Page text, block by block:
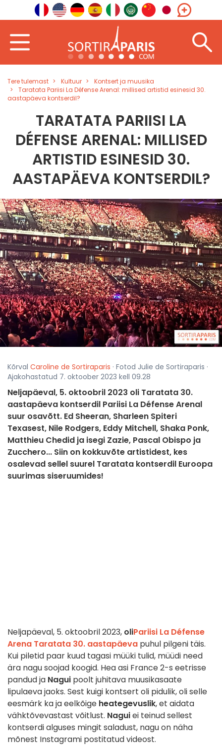
Tere tulemast Kultuur
Kontsert ja muusika
Taratata Pariisi La Défense Arenal: millised artistid esinesid 30.
aastapäeva kontserdil?
TARATATA PARIISI LA
DÉFENSE ARENAL: MILLISED
ARTISTID ESINESID 30.
AASTAPÄEVA KONTSERDIL?
Kõrval Caroline de Sortiraparis · Fotod Julie de Sortiraparis ·
Ajakohastatud 7. oktoober 2023 kell 09.28
Neljapäeval, 5. oktoobril 2023 oli Taratata 30.
aastapäeva kontserdil Pariisi La Défense Arenal
suur osavõtt. Ed Sheeran, Sharleen Spiteri
Texasest, Nile Rodgers, Eddy Mitchell, Shaka Ponk,
Matthieu Chedid ja isegi Zazie, Pascal Obispo ja
Zucchero... Siin on kokkuvõte artistidest, kes
osalevad sellel suurel Taratata kontserdil Euroopa
suurimas siseruumides!
Neljapäeval, 5. oktoobril 2023, oliPariisi La Défense
Arena Taratata 30. aastapäeva puhul pilgeni täis.
Kui piletid paar kuud tagasi müüki tulid, müüdi need
ära nagu soojad koogid. Hea asi France 2-s eetrisse
pandud ja Nagui poolt juhitava muusikasaate
lipulaeva jaoks. Sest kuigi kontsert oli pidulik, oli selle
eesmärk ka ja eelkõige heategevuslik, et aidata
vähktõvevastast võitlust. Naguiei teinud sellest
kontserdi alguses mingit saladust, nagu on näha
mõnest Instagrami postitatud videost.